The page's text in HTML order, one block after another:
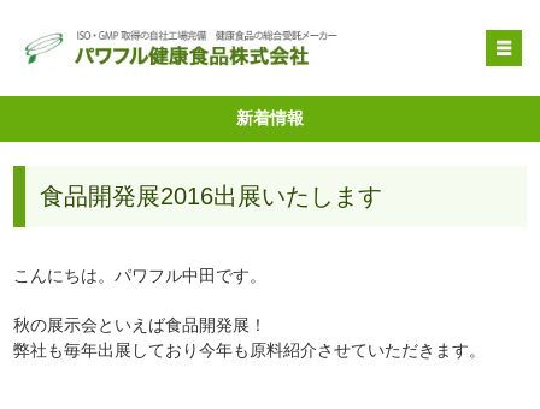
OEM受託製造
原料提供
品質管理・取得特許
新着情報
食品開発展2016出展いたします
こんにちは。パワフル中田です。
秋の展示会といえば食品開発展！
弊社も毎年出展しており今年も原料紹介させていただきます。